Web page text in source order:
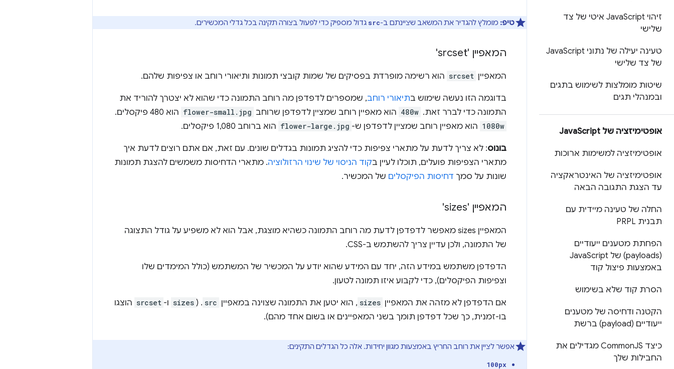
זיהוי Java
Script איטי של צד
שלישי
טעינה יעילה של נתוני Java Script
של צד שלישי
שיטות מומלצות לשימוש בתגים
ובמנהלי תגים
אופטימיזציה של Java Script
אופטימיזציה למשימות ארוכות
אופטימיזציה של האינטראקציה
עד הצגת התגובה הבאה
החלה של טעינה מיידית עם
תבנית PRPL
הפחתת מטענים ייעודיים
(payloads) של Java
Script
באמצעות פיצול קוד
הסרת קוד שלא בשימוש
הקטנה ודחיסה של מטענים
ייעודיים (payload) ברשת
כיצד Common
JS מגדילים את
החבילות שלך
טיפ: מומלץ להגדיר את המשאב שציינתם ב-src גדול מספיק כדי לפעול בצורה תקינה בכל גדלי המכשירים.
המאפיין 'srcset'
המאפיין srcset הוא רשימה מופרדת בפסיקים של שמות קובצי תמונות ותיאורי רוחב או צפיפות שלהם.
בדוגמה הזו נעשה שימוש בתיאורי רוחב, שמספרים לדפדפן מה רוחב התמונה כדי שהוא לא יצטרך להוריד את
התמונה כדי לברר זאת. 480w הוא מאפיין רוחב שמציין לדפדפן שרוחב flower-small.jpg הוא 480 פיקסלים.
1080w הוא מאפיין רוחב שמציין לדפדפן ש- flower-large.jpg הוא ברוחב 1,080 פיקסלים.
בונוס: לא צריך לדעת על מתארי צפיפות כדי להציג תמונות בגדלים שונים. עם זאת, אם אתם רוצים לדעת איך
מתארי הצפיפות פועלים, תוכלו לעיין בקוד הניסוי של שינוי הרזולוציה. מתארי הדחיסות משמשים להצגת תמונות
שונות על סמך דחיסות הפיקסלים של המכשיר.
המאפיין 'sizes'
המאפיין sizes מאפשר לדפדפן לדעת מה רוחב התמונה כשהיא מוצגת, אבל הוא לא משפיע על גודל התצוגה
של התמונה, ולכן עדיין צריך להשתמש ב-CSS.
הדפדפן משתמש במידע הזה, יחד עם המידע שהוא יודע על המכשיר של המשתמש (כולל המימדים שלו
וצפיפות הפיקסלים), כדי לקבוע איזו תמונה לטעון.
אם הדפדפן לא מזהה את המאפיין sizes , הוא יטען את התמונה שצוינה במאפיין src
. (
sizes ו- srcset הוצגו
בו-זמנית, כך שכל דפדפן תומך בשני המאפיינים או בשום אחד מהם).
אפשר לציין את רוחב החריץ באמצעות מגוון יחידות. אלה כל הגדלים התקינים:
100px